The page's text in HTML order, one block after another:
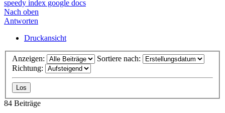
speedy index google docs
Nach oben
Antworten
Druckansicht
Anzeigen:
Sortiere nach:
Richtung:
84 Beiträge